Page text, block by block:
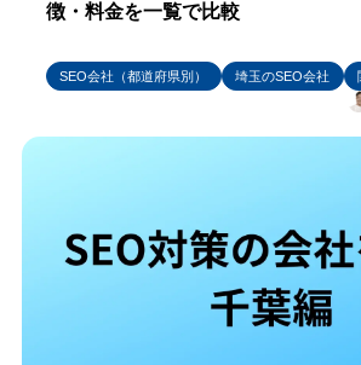
徴・料金を一覧で比較
SEO会社（都道府県別） 埼玉のSEO会社